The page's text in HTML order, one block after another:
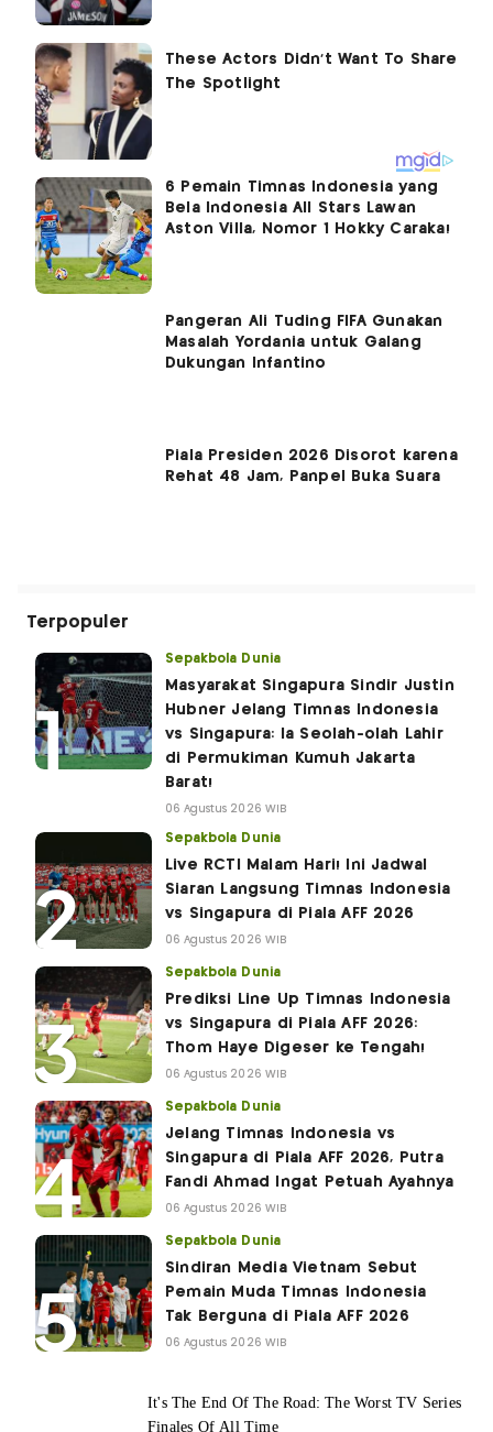
6 Pemain Timnas Indonesia yang
Bela Indonesia All Stars Lawan
Aston Villa, Nomor 1 Hokky Caraka!
Pangeran Ali Tuding FIFA Gunakan
Masalah Yordania untuk Galang
Dukungan Infantino
Piala Presiden 2026 Disorot karena
Rehat 48 Jam, Panpel Buka Suara
Terpopuler
Sepakbola Dunia
Masyarakat Singapura Sindir Justin
Hubner Jelang Timnas Indonesia
vs Singapura: Ia Seolah-olah Lahir
di Permukiman Kumuh Jakarta
Barat!
06 Agustus 2026 WIB
Sepakbola Dunia
Live RCTI Malam Hari! Ini Jadwal
Siaran Langsung Timnas Indonesia
vs Singapura di Piala AFF 2026
06 Agustus 2026 WIB
Sepakbola Dunia
Prediksi Line Up Timnas Indonesia
vs Singapura di Piala AFF 2026:
Thom Haye Digeser ke Tengah!
06 Agustus 2026 WIB
Sepakbola Dunia
Jelang Timnas Indonesia vs
Singapura di Piala AFF 2026, Putra
Fandi Ahmad Ingat Petuah Ayahnya
06 Agustus 2026 WIB
Sepakbola Dunia
Sindiran Media Vietnam Sebut
Pemain Muda Timnas Indonesia
Tak Berguna di Piala AFF 2026
06 Agustus 2026 WIB